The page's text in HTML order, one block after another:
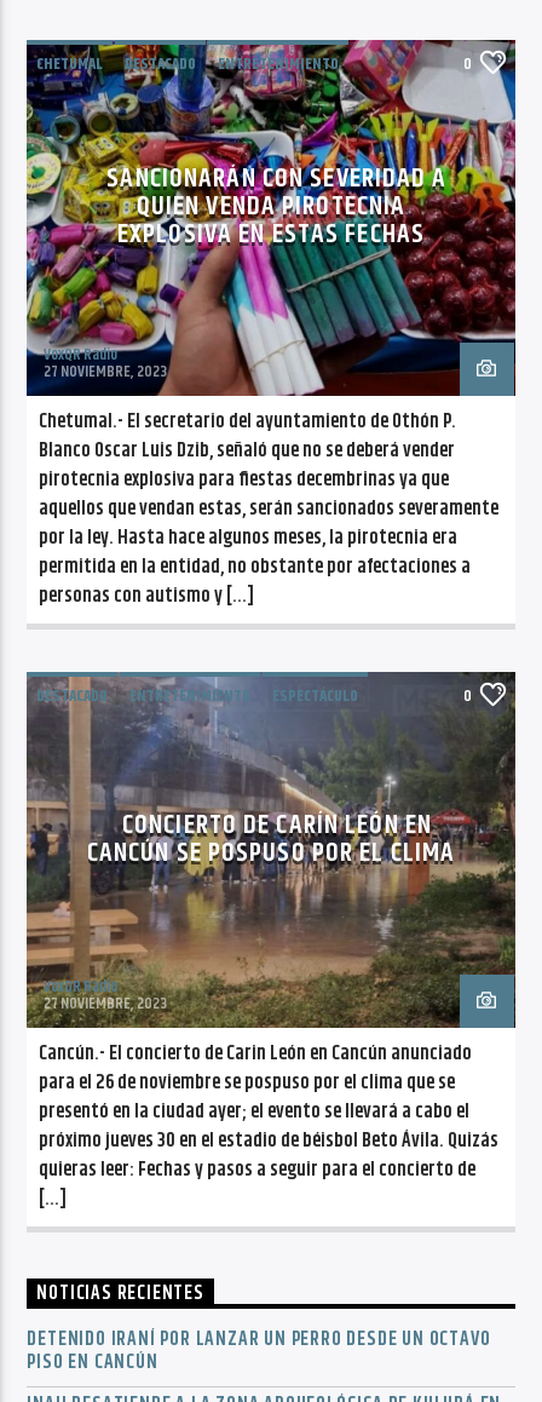
CHETUMAL DESTACADO
ENTRETENIMIENTO
ESPECTÁCULO
TENDENCIAS
0
SANCIONARÁN CON SEVERIDAD A
QUIEN VENDA PIROTECNIA
EXPLOSIVA EN ESTAS FECHAS
VoxQR Radio
27 NOVIEMBRE, 2023
Chetumal.- El secretario del ayuntamiento de Othón P.
Blanco Oscar Luis Dzib, señaló que no se deberá vender
pirotecnia explosiva para fiestas decembrinas ya que
aquellos que vendan estas, serán sancionados severamente
por la ley. Hasta hace algunos meses, la pirotecnia era
permitida en la entidad, no obstante por afectaciones a
personas con autismo y […]
DESTACADO ENTRETENIMIENTO
ESPECTÁCULO
MÚSICA
NOTICIAS
0
CONCIERTO DE CARÍN LEÓN EN
CANCÚN SE POSPUSO POR EL CLIMA
VoxQR Radio
27 NOVIEMBRE, 2023
Cancún.- El concierto de Carin León en Cancún anunciado
para el 26 de noviembre se pospuso por el clima que se
presentó en la ciudad ayer; el evento se llevará a cabo el
próximo jueves 30 en el estadio de béisbol Beto Ávila. Quizás
quieras leer: Fechas y pasos a seguir para el concierto de
[…]
NOTICIAS RECIENTES
DETENIDO IRANÍ POR LANZAR UN PERRO DESDE UN OCTAVO
PISO EN CANCÚN